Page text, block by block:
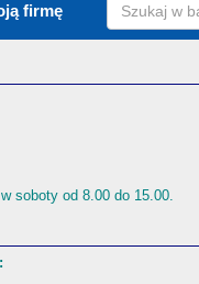
firmę
soboty od 8.00 do 15.00.